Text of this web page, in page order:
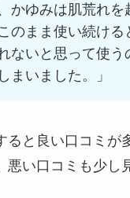
かゆみは肌荒れを
のまま使い続ける
ないと思って使う
まいました。」
ると良い口コミが
悪い口コミも少し